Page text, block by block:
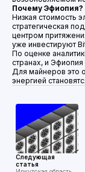
Почему Эфиопия?
Низкая стоимость
стратегическая
центром
уже инвестируют
По оценке
странах, и
Для майнеров это
энергией
Следующая
статья